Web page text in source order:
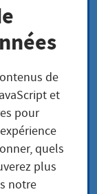
de
et
pour
quels
plus
notre